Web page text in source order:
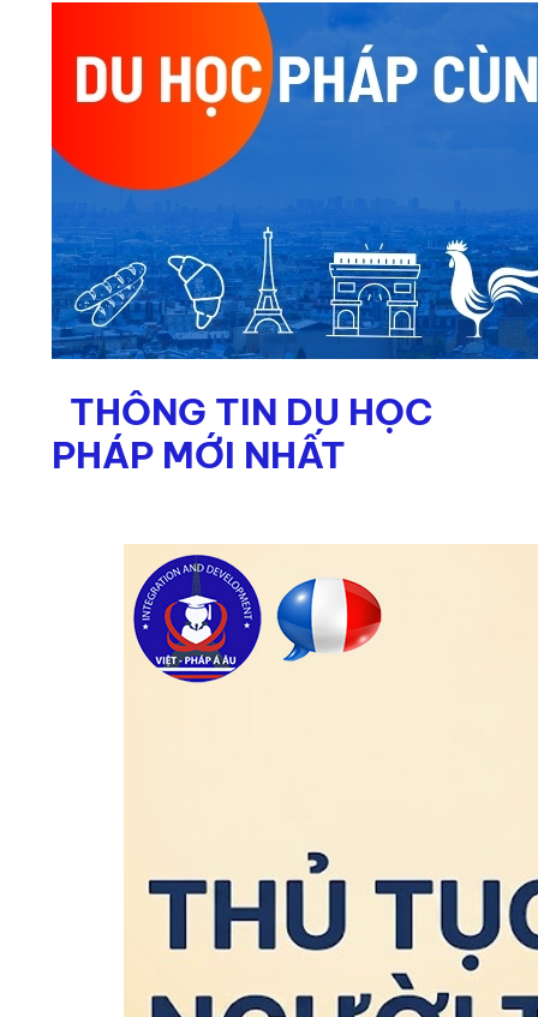
THÔNG TIN DU HỌC
PHÁP MỚI NHẤT